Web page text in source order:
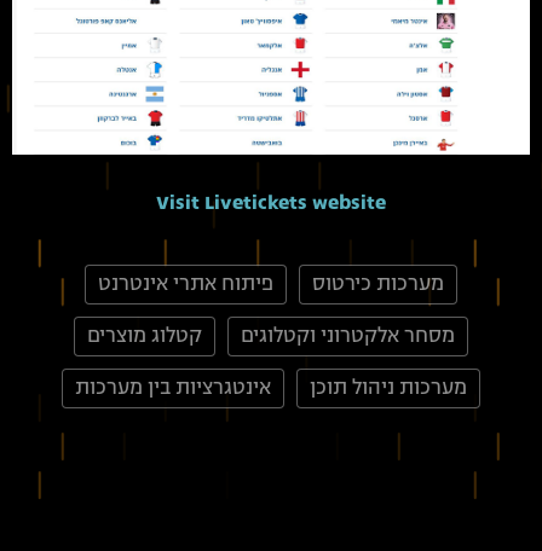
Visit Livetickets website
מערכות כירטוס פיתוח אתרי אינטרנט
מסחר אלקטרוני וקטלוגים קטלוג מוצרים
מערכות ניהול תוכן אינטגרציות בין מערכות